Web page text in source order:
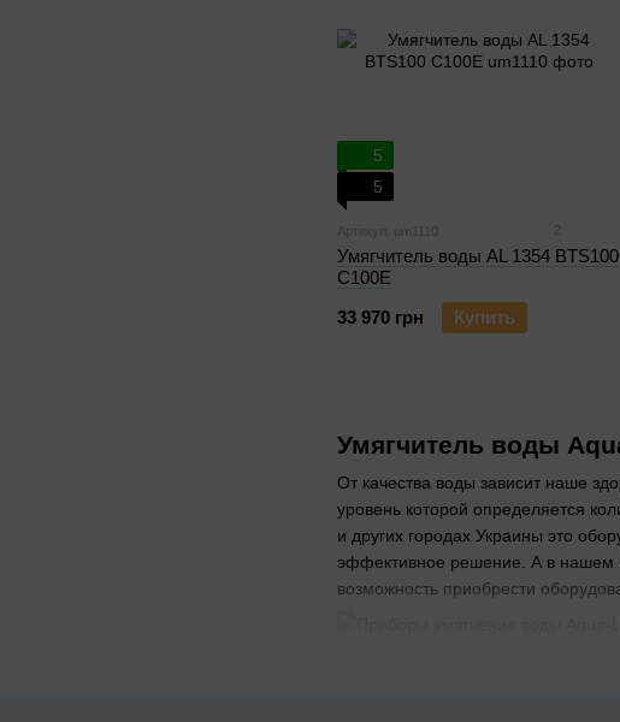
Умягчитель воды
От качества воды зависит наше
уровень которой определяется
и других городах Украины это
эффективное решение. А в нашем
возможность приобрести
5
5
Артикул: um1110
Умягчитель воды AL 1354 BTS100
C100E
33 970 грн
Купить